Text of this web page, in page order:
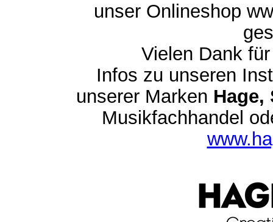
unser Onlineshop
Vielen Dank
Infos zu unseren
unserer Marken Hage,
Musikfachhandel